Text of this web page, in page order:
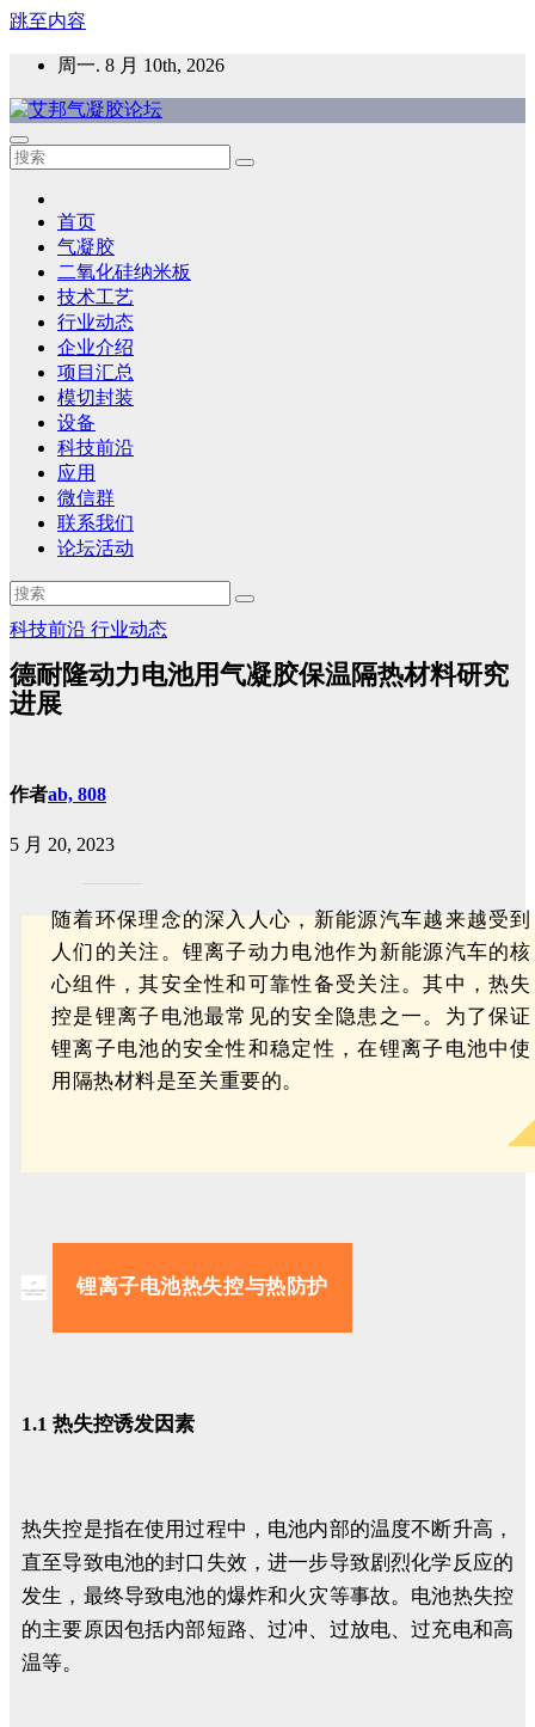
跳至内容
周一. 8 月 10th, 2026
艾邦气凝胶论坛
气凝胶材料及应用，产业链动态；气凝胶在新能源如锂电、储
首页
气凝胶
二氧化硅纳米板
技术工艺
行业动态
企业介绍
项目汇总
模切封装
设备
科技前沿
应用
微信群
联系我们
论坛活动
科技前沿 行业动态
德耐隆动力电池用气凝胶保温隔热材料研究
进展
作者ab, 808
5 月 20, 2023
随着环保理念的深入人心，新能源汽车越来越受到
人们的关注。锂离子动力电池作为新能源汽车的核
心组件，其安全性和可靠性备受关注。其中，热失
控是锂离子电池最常见的安全隐患之一。为了保证
锂离子电池的安全性和稳定性，在锂离子电池中使
用隔热材料是至关重要的。
锂离子电池热失控与热防护
1.1 热失控诱发因素
热失控是指在使用过程中，电池内部的温度不断升高，
直至导致电池的封口失效，进一步导致剧烈化学反应的
发生，最终导致电池的爆炸和火灾等事故。电池热失控
的主要原因包括内部短路、过冲、过放电、过充电和高
温等。